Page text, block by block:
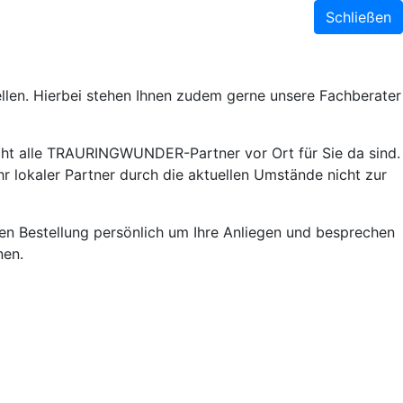
Schließen
Hierbei stehen Ihnen zudem gerne unsere Fachberater
alle TRAURINGWUNDER-Partner vor Ort für Sie da sind.
lokaler Partner durch die aktuellen Umstände nicht zur
Bestellung persönlich um Ihre Anliegen und besprechen